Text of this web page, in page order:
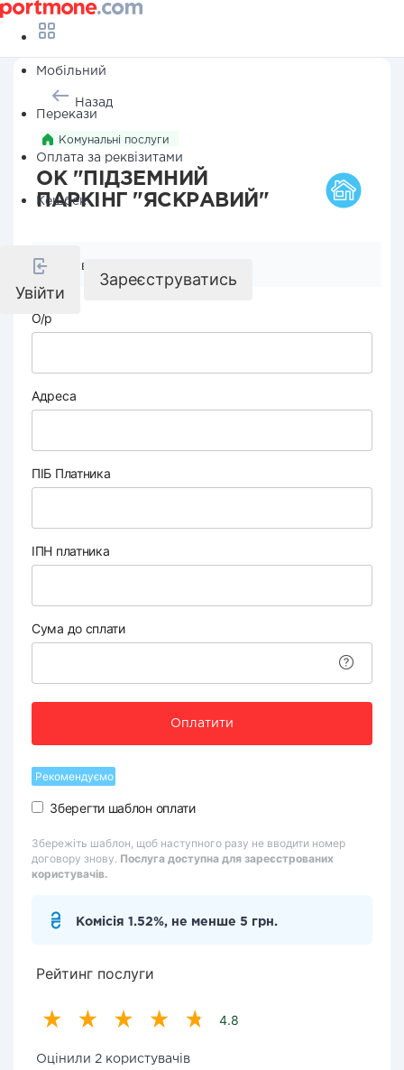
Мобільний
Перекази
Оплата за реквізитами
Кешбек
Увійти
Зареєструватись
Назад
Комунальні послуги
ОК "ПІДЗЕМНИЙ
ПАРКІНГ "ЯСКРАВИЙ"
Реквізити компанії
О/р
Адреса
ПІБ Платника
ІПН платника
Сума до сплати
Оплатити
Рекомендуємо
Зберегти шаблон оплати
Збережіть шаблон, щоб наступного разу не вводити номер
договору знову. Послуга доступна для зареєстрованих
користувачів.
Комісія 1.52%, не менше 5 грн.
Рейтинг послуги
4.8
Оцінили 2 користувачів